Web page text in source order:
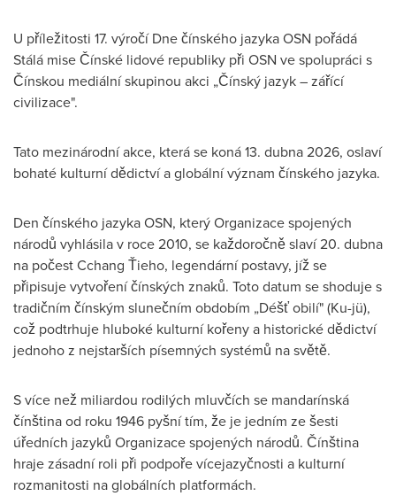
U příležitosti 17. výročí Dne čínského jazyka OSN pořádá
Stálá mise Čínské lidové republiky při OSN ve spolupráci s
Čínskou mediální skupinou akci „Čínský jazyk – zářící
civilizace".
Tato mezinárodní akce, která se koná 13. dubna 2026, oslaví
bohaté kulturní dědictví a globální význam čínského jazyka.
Den čínského jazyka OSN, který Organizace spojených
národů vyhlásila v roce 2010, se každoročně slaví 20. dubna
na počest Cchang Ťieho, legendární postavy, jíž se
připisuje vytvoření čínských znaků. Toto datum se shoduje s
tradičním čínským slunečním obdobím „Déšť obilí" (Ku-jü),
což podtrhuje hluboké kulturní kořeny a historické dědictví
jednoho z nejstarších písemných systémů na světě.
S více než miliardou rodilých mluvčích se mandarínská
čínština od roku 1946 pyšní tím, že je jedním ze šesti
úředních jazyků Organizace spojených národů. Čínština
hraje zásadní roli při podpoře vícejazyčnosti a kulturní
rozmanitosti na globálních platformách.